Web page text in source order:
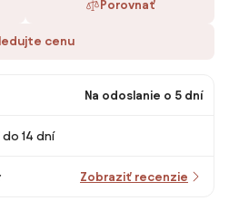
Porovnať
cenu
Na odoslanie o 5 dní
14 dní
Zobraziť recenzie